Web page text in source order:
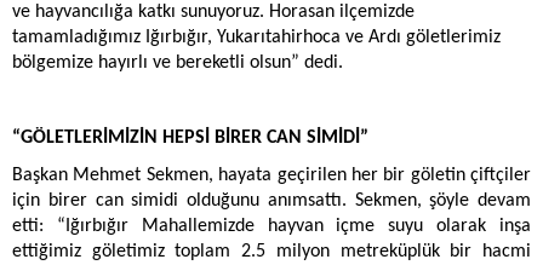
ve hayvancılığa katkı sunuyoruz. Horasan ilçemizde
tamamladığımız Iğırbığır, Yukarıtahirhoca ve Ardı göletlerimiz
bölgemize hayırlı ve bereketli olsun” dedi.
“GÖLETLERİMİZİN HEPSİ BİRER CAN SİMİDİ”
Başkan Mehmet Sekmen, hayata geçirilen her bir göletin çiftçiler
için birer can simidi olduğunu anımsattı. Sekmen, şöyle devam
etti: “Iğırbığır Mahallemizde hayvan içme suyu olarak inşa
ettiğimiz göletimiz toplam 2.5 milyon metreküplük bir hacmi